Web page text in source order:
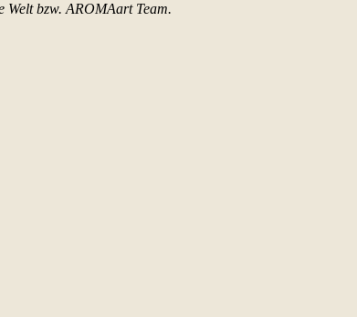
Welt bzw. AROMAart Team.